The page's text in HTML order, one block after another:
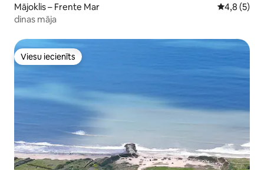
Mājoklis – Frente Mar Vidējais
4,8 (5)
dinas māja
Viesu iecienīts
Viesu iecienīts